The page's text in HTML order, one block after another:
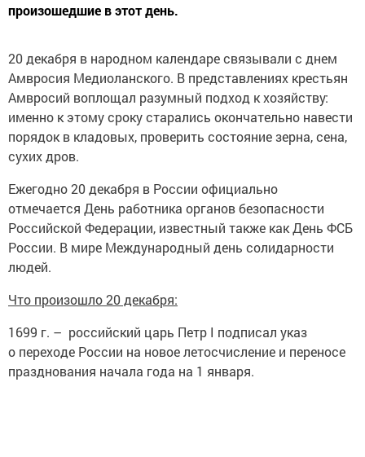
произошедшие в этот день.
20 декабря в народном календаре связывали с днем
Амвросия Медиоланского. В представлениях крестьян
Амвросий воплощал разумный подход к хозяйству:
именно к этому сроку старались окончательно навести
порядок в кладовых, проверить состояние зерна, сена,
сухих дров.
Ежегодно 20 декабря в России официально
отмечается День работника органов безопасности
Российской Федерации, известный также как День ФСБ
России. В мире Международный день солидарности
людей.
Что произошло 20 декабря:
1699 г. – российский царь Петр I подписал указ
о переходе России на новое летосчисление и переносе
празднования начала года на 1 января.